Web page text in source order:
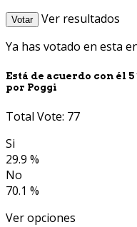
Votar
Ver resultados
Ya has votado en esta
Está de acuerdo con él
por Poggi
Total Vote: 77
Si
29.9 %
No
70.1 %
Ver opciones